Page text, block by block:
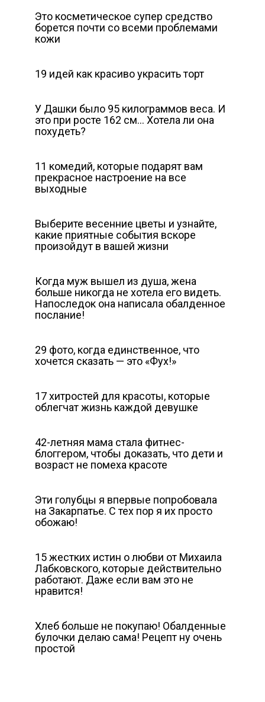
Это косметическое супер средство
борется почти со всеми проблемами
кожи
19 идей как красиво украсить торт
У Дашки было 95 килограммов веса. И
это при росте 162 см… Хотела ли она
похудеть?
11 комедий, которые подарят вам
прекрасное настроение на все
выходные
Выберите весенние цветы и узнайте,
какие приятные события вскоре
произойдут в вашей жизни
Когда муж вышел из душа, жена
больше никогда не хотела его видеть.
Напоследок она написала обалденное
послание!
29 фото, когда единственное, что
хочется сказать — это «Фух!»
17 хитростей для красоты, которые
облегчат жизнь каждой девушке
42-летняя мама стала фитнес-
блоггером, чтобы доказать, что дети и
возраст не помеха красоте
Эти голубцы я впервые попробовала
на Закарпатье. С тех пор я их просто
обожаю!
15 жестких истин о любви от Михаила
Лабковского, которые действительно
работают. Даже если вам это не
нравится!
Хлеб больше не покупаю! Обалденные
булочки делаю сама! Рецепт ну очень
простой